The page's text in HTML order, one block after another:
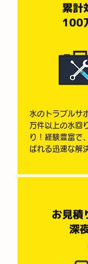
累計
100
水のトラブルサ
万件以上の水回
り！経験豊富で
ばれる迅速な解
お見積
深